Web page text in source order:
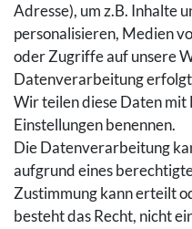
Rückgaberecht
Vertrag widerrufen
Warenkorb
Hilfe
Social Media
Facebook
Instagram
Pinterest
Adresse), um z.B. Inhalte
personalisieren, Medien
oder Zugriffe auf unsere
Datenverarbeitung
Wir teilen diese Daten
Einstellungen benennen.
Die Datenverarbeitung
aufgrund eines
Zustimmung kann erteilt
besteht das Recht, nicht